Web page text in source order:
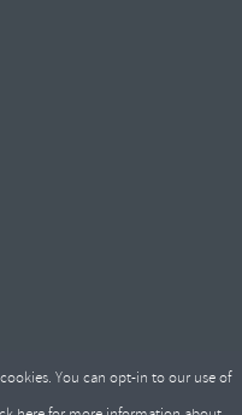
You can opt-in to our use of